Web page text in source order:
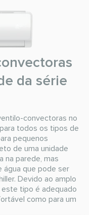
da série
convectoras no
todos os tipos de
pequenos
de uma unidade
na parede, mas
água que pode ser
Devido ao amplo
este tipo é adequado
como para um